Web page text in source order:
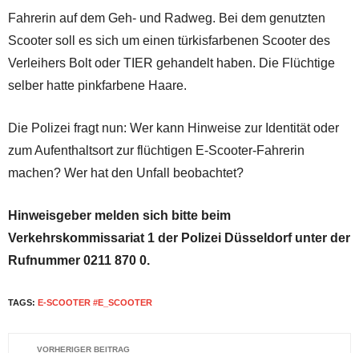
Fahrerin auf dem Geh- und Radweg. Bei dem genutzten
Scooter soll es sich um einen türkisfarbenen Scooter des
Verleihers Bolt oder TIER gehandelt haben. Die Flüchtige
selber hatte pinkfarbene Haare.
Die Polizei fragt nun: Wer kann Hinweise zur Identität oder
zum Aufenthaltsort zur flüchtigen E-Scooter-Fahrerin
machen? Wer hat den Unfall beobachtet?
Hinweisgeber melden sich bitte beim
Verkehrskommissariat 1 der Polizei Düsseldorf unter der
Rufnummer 0211 870 0.
TAGS: E-SCOOTER #E_SCOOTER
VORHERIGER BEITRAG